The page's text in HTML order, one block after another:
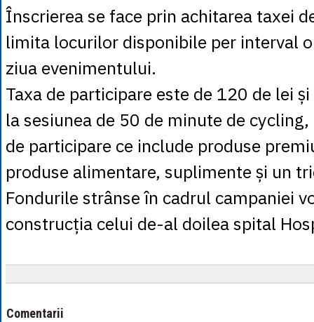
Înscrierea se face prin achitarea taxei
limita locurilor disponibile per interval
ziua evenimentului.
Taxa de participare este de 120 de lei
la sesiunea de 50 de minute de
de participare ce include produse
produse alimentare, suplimente și un
Fondurile strânse în cadrul campaniei
construcția celui de-al doilea spital
Comentarii